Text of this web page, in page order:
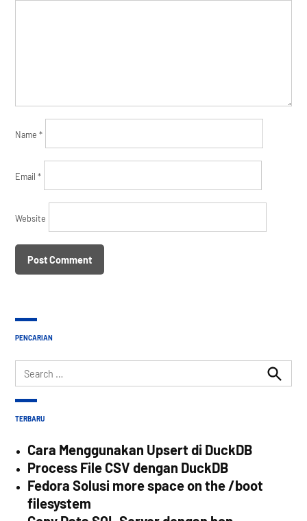
Name*
Email*
Website
PENCARIAN
Search
for:
Search
TERBARU
Cara Menggunakan Upsert di DuckDB
Process File CSV dengan DuckDB
Fedora Solusi more space on the /boot
filesystem